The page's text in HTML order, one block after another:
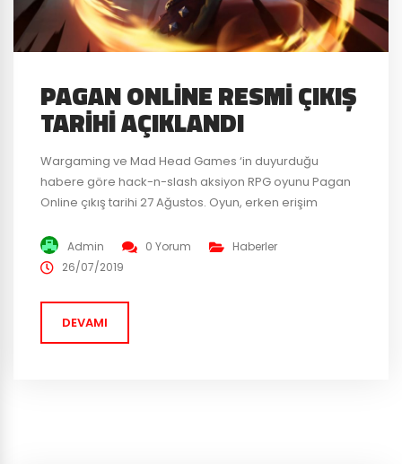
PAGAN ONLINE RESMI ÇIKIŞ
TARIHI AÇIKLANDI
Wargaming ve Mad Head Games ‘in duyurduğu
habere göre hack-n-slash aksiyon RPG oyunu Pagan
Online çıkış tarihi 27 Ağustos. Oyun, erken erişim
büyük çaplı bir güncelleme ile çıkışa hazırlanıyor.
Değişikliklerin ve yeni gelecek içeriklerin başlıklarını
modu, yeni mekanları ve 2 yeni boss...
Admin 0 Yorum
Haberler
26/07/2019
DEVAMI